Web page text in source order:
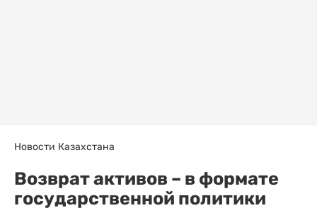
Новости Казахстана
Возврат активов – в формате
государственной политики